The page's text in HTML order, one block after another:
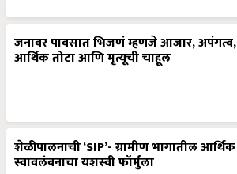
जनावर पावसात भिजणं म्हणजे आजार, अपंगत्व,
आर्थिक तोटा आणि मृत्यूची चाहूल
शेळीपालनाची ‘SIP’- ग्रामीण भागातील आर्थिक
स्वावलंबनाचा यशस्वी फॉर्मुला